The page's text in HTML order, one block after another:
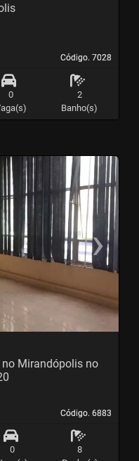
Código. 7028
Código. 7028
0
2
Banho(s)
›
Código. 6883
Código. 6883
Mirandópolis no
0
8